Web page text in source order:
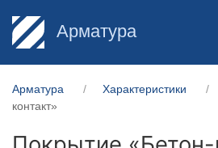
Арматура
Арматура Характеристики
контакт»